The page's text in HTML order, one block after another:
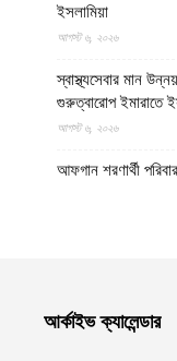
ইসলামিয়া
আগস্ট ৬, ২০২৬
স্বাস্থ্যসেবার মান
গুরুত্বারোপ ইমারাতে
আগস্ট ৬, ২০২৬
আফগান শরণার্থী
আগস্ট ৬, ২০২৬
আর্কাইভ ক্যালেন্ডার